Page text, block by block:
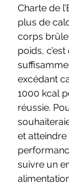
Charte de
plus de
corps
poids,
excédant
1000 kcal
réussie.
et
suivre un